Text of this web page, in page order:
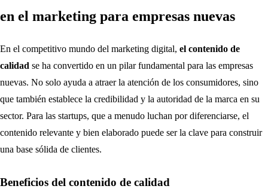
en el marketing para empresas nuevas
En el competitivo mundo del marketing digital, el contenido de
calidad se ha convertido en un pilar fundamental para las empresas
nuevas. No solo ayuda a atraer la atención de los consumidores, sino
que también establece la credibilidad y la autoridad de la marca en su
sector. Para las startups, que a menudo luchan por diferenciarse, el
contenido relevante y bien elaborado puede ser la clave para construir
una base sólida de clientes.
Beneficios del contenido de calidad